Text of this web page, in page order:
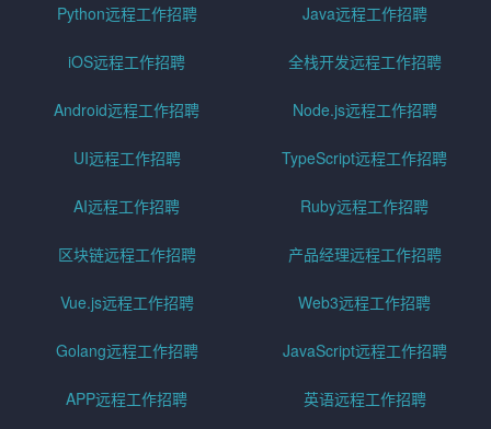
Python远程工作招聘 Java远程工作招聘
iOS远程工作招聘 全栈开发远程工作招聘
Android远程工作招聘 Node.js远程工作招聘
UI远程工作招聘 TypeScript远程工作招聘
AI远程工作招聘 Ruby远程工作招聘
区块链远程工作招聘 产品经理远程工作招聘
Vue.js远程工作招聘 Web3远程工作招聘
Golang远程工作招聘 JavaScript远程工作招聘
APP远程工作招聘 英语远程工作招聘